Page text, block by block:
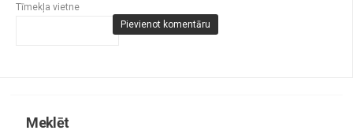
Tīmekļa vietne
Meklēt